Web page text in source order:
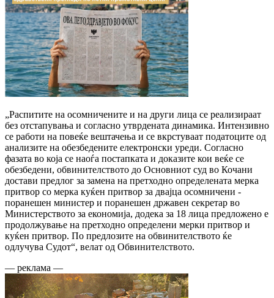
„Распитите на осомничените и на други лица се реализираат
без отстапувања и согласно утврдената динамика. Интензивно
се работи на повеќе вештачења и се вкрстуваат податоците од
анализите на обезбедените електронски уреди. Согласно
фазата во која се наоѓа постапката и доказите кои веќе се
обезбедени, обвинителството до Основниот суд во Кочани
достави предлог за замена на претходно определената мерка
притвор со мерка куќен притвор за двајца осомничени -
поранешен министер и поранешен државен секретар во
Министерството за економија, додека за 18 лица предложено е
продолжување на претходно определени мерки притвор и
куќен притвор. По предлoзите на обвинителството ќе
одлучува Судот“, велат од Обвинителството.
— реклама —